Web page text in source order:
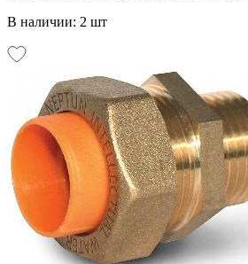
В наличии: 2 шт